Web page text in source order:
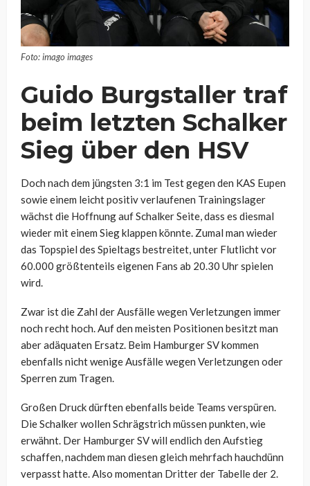
Foto: imago images
Guido Burgstaller traf
beim letzten Schalker
Sieg über den HSV
Doch nach dem jüngsten 3:1 im Test gegen den KAS Eupen
sowie einem leicht positiv verlaufenen Trainingslager
wächst die Hoffnung auf Schalker Seite, dass es diesmal
wieder mit einem Sieg klappen könnte. Zumal man wieder
das Topspiel des Spieltags bestreitet, unter Flutlicht vor
60.000 größtenteils eigenen Fans ab 20.30 Uhr spielen
wird.
Zwar ist die Zahl der Ausfälle wegen Verletzungen immer
noch recht hoch. Auf den meisten Positionen besitzt man
aber adäquaten Ersatz. Beim Hamburger SV kommen
ebenfalls nicht wenige Ausfälle wegen Verletzungen oder
Sperren zum Tragen.
Großen Druck dürften ebenfalls beide Teams verspüren.
Die Schalker wollen Schrägstrich müssen punkten, wie
erwähnt. Der Hamburger SV will endlich den Aufstieg
schaffen, nachdem man diesen gleich mehrfach hauchdünn
verpasst hatte. Also momentan Dritter der Tabelle der 2.